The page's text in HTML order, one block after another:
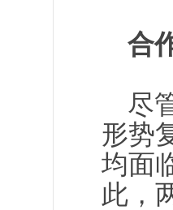
合
尽
形势
均面
此，